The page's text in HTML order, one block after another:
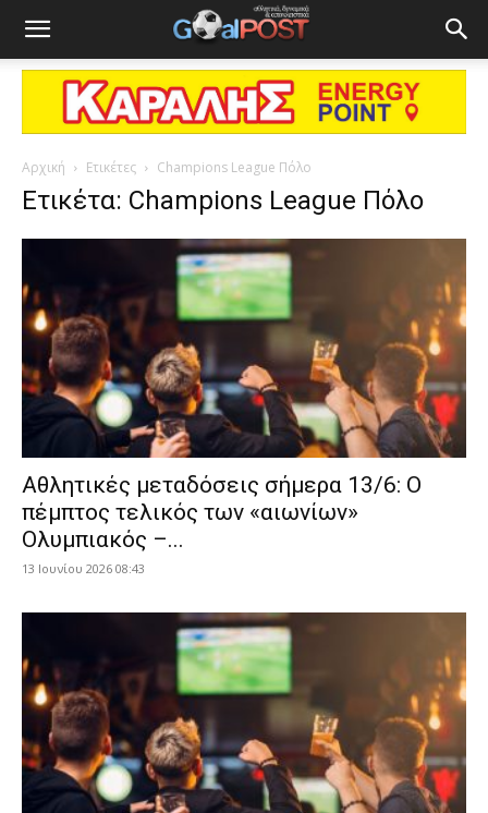
Αρχική Ετικέτες Champions League Πόλο
Ετικέτα: Champions League Πόλο
Αθλητικές μεταδόσεις σήμερα 13/6: Ο
πέμπτος τελικός των «αιωνίων»
Ολυμπιακός –...
13 Ιουνίου 2026 08:43